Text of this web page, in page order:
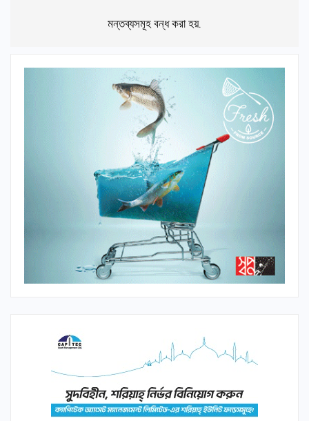
মন্তব্যসমূহ বন্ধ করা হয়.